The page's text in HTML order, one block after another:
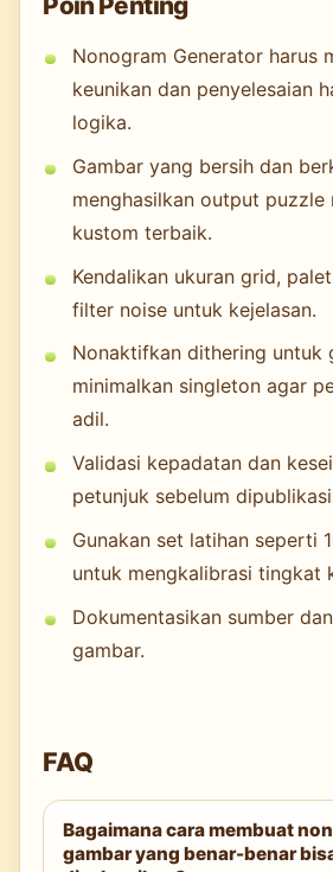
Nonogram Generator harus
keunikan dan penyelesaian
logika.
Gambar yang bersih dan
menghasilkan output puzzle
kustom terbaik.
Kendalikan ukuran grid,
filter noise untuk kejelasan.
Nonaktifkan dithering untuk
minimalkan singleton agar
adil.
Validasi kepadatan dan
petunjuk sebelum
Gunakan set latihan seperti
untuk mengkalibrasi tingkat
Dokumentasikan sumber
gambar.
FAQ
Bagaimana cara membuat
gambar yang benar-benar